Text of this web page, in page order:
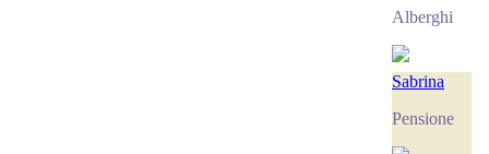
Alberghi
Sabrina
Pensione